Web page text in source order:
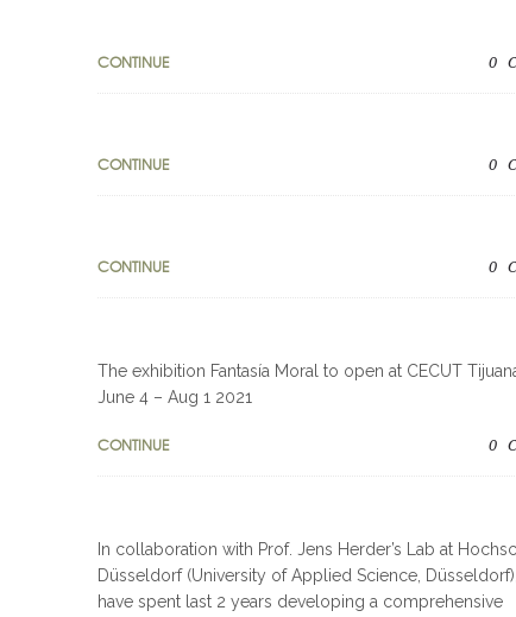
CONTINUE 0
CONTINUE 0
CONTINUE 0
The exhibition Fantasía Moral to open at CECUT
June 4 – Aug 1 2021
CONTINUE 0
In collaboration with Prof. Jens Herder’s Lab at
Düsseldorf (University of Applied Science,
have spent last 2 years developing a comprehensive